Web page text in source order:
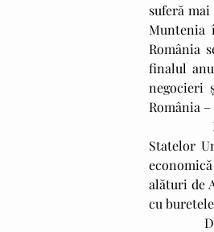
suferă
Muntenia
România
finalul
negocieri
România
Statelor
alături de
cu
             Dintr-o dată, aproape miraculos, în acest context tumultos, cu condiții foarte grele impuse